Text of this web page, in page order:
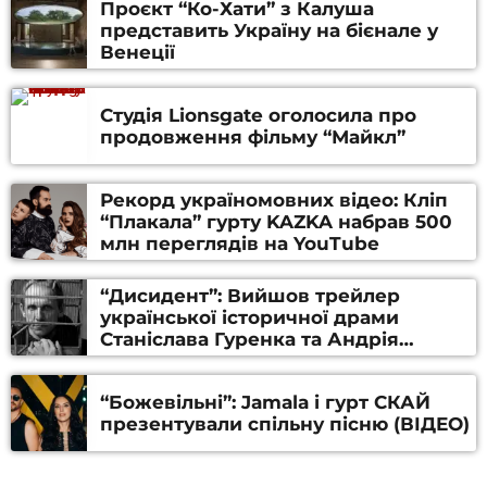
Проєкт “Ко-Хати” з Калуша
представить Україну на бієнале у
Венеції
Студія Lionsgate оголосила про
продовження фільму “Майкл”
Рекорд україномовних відео: Кліп
“Плакала” гурту KAZKA набрав 500
млн переглядів на YouTube
“Дисидент”: Вийшов трейлер
української історичної драми
Станіслава Гуренка та Андрія
Алфьорова (ВІДЕО)
“Божевільні”: Jamala і гурт СКАЙ
презентували спільну пісню (ВІДЕО)